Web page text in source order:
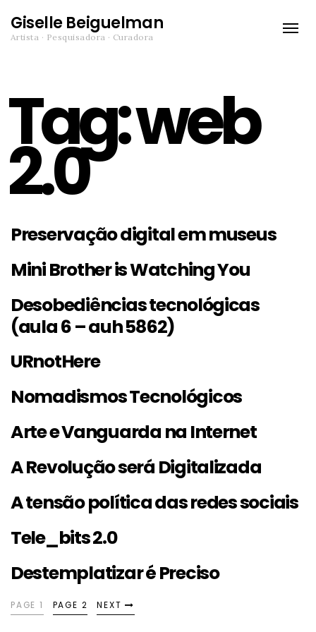
Giselle Beiguelman
Artista · Pesquisadora · Curadora
Toggle
Tag:web
2.0
Preservação digital em museus
Mini Brother is Watching You
Desobediências tecnológicas
(aula 6 – auh 5862)
URnotHere
Nomadismos Tecnológicos
Arte e Vanguarda na Internet
A Revolução será Digitalizada
A tensão política das redes sociais
Tele_bits 2.0
Destemplatizar é Preciso
PAGE 1 PAGE 2 NEXT